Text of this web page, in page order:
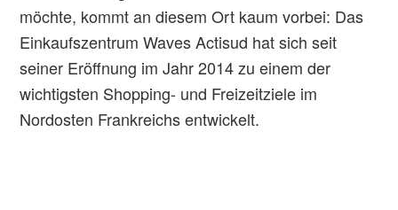
möchte, kommt an diesem Ort kaum vorbei: Das
Einkaufszentrum Waves Actisud hat sich seit
seiner Eröffnung im Jahr 2014 zu einem der
wichtigsten Shopping- und Freizeitziele im
Nordosten Frankreichs entwickelt.